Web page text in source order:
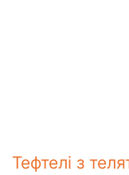
Тефтелі з